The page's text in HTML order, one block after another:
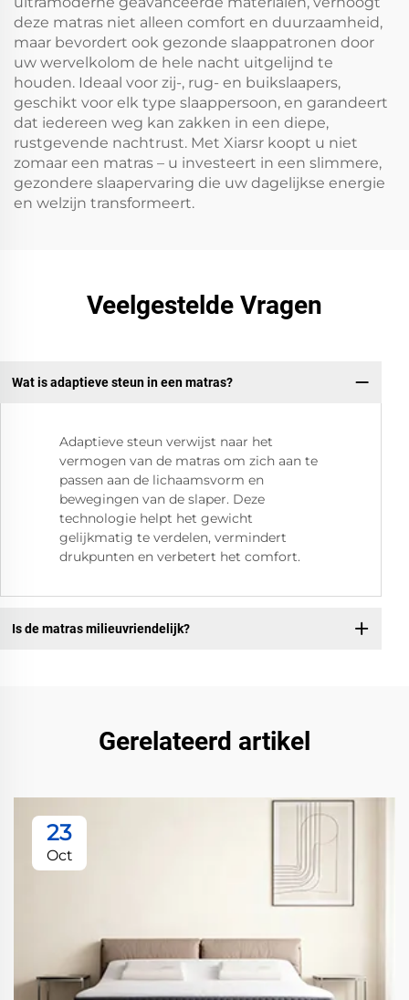
deze matras niet alleen comfort en duurzaamheid,
maar bevordert ook gezonde slaappatronen door
uw wervelkolom de hele nacht uitgelijnd te
houden. Ideaal voor zij-, rug- en buikslaapers,
geschikt voor elk type slaappersoon, en garandeert
dat iedereen weg kan zakken in een diepe,
rustgevende nachtrust. Met Xiarsr koopt u niet
zomaar een matras – u investeert in een slimmere,
gezondere slaapervaring die uw dagelijkse energie
en welzijn transformeert.
Veelgestelde Vragen
Wat is adaptieve steun in een matras?
Adaptieve steun verwijst naar het
vermogen van de matras om zich aan te
passen aan de lichaamsvorm en
bewegingen van de slaper. Deze
technologie helpt het gewicht
gelijkmatig te verdelen, vermindert
drukpunten en verbetert het comfort.
Is de matras milieuvriendelijk?
Gerelateerd artikel
23
Oct